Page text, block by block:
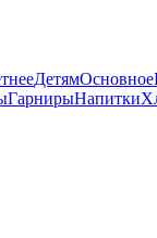
ДетямОсновное
ГарнирыНапитки